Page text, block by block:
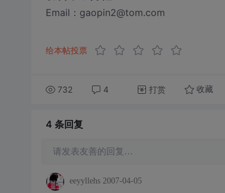
Email：gaopin2@tom.com
给本帖投票
732 4 打赏 收藏
4 条回复
请发表友善的回复…
eeyyllehs 2007-04-05